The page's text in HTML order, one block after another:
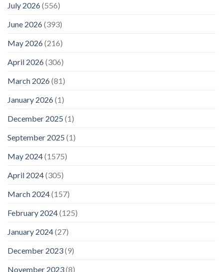
July 2026(556)
June 2026(393)
May 2026(216)
April 2026(306)
March 2026(81)
January 2026(1)
December 2025 (1)
September 2025 (1)
May 2024(1575)
April 2024(305)
March 2024(157)
February 2024(125)
January 2024(27)
December 2023(9)
November 2023(8)